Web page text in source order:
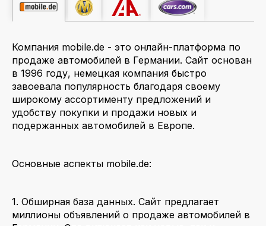
Компания mobile.de - это онлайн-платформа по
продаже автомобилей в Германии. Сайт основан
в 1996 году, немецкая компания быстро
завоевала популярность благодаря своему
широкому ассортименту предложений и
удобству покупки и продажи новых и
подержанных автомобилей в Европе.
Основные аспекты mobile.de:
1. Обширная база данных. Сайт предлагает
миллионы объявлений о продаже автомобилей в